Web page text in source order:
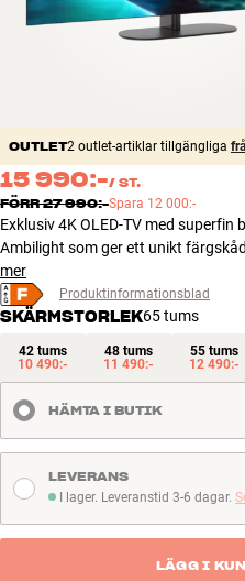
ERBJUDANDEN
Kundtjänst
Bygg med ljud
Företag
OUTLET2 outlet-artiklar tillgängliga
15 990:-/ ST.
FÖRR27 990:-Spara 12 000:-
Exklusiv 4K OLED-TV med
Ambilight som ger ett unikt
mer
Produktinformationsblad
SKÄRMSTORLEK65 tums
42 tums
10 490:-
48 tums
11 490:-
55 tums
12 490:-
HÄMTA I BUTIK
I lager. Leveranstid 3-6 dagar
I lager. Leveranstid 3-6 dagar.
LEVERANS
LÄGG I